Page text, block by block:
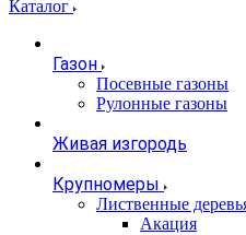
Каталог
Газон
Посевные газоны
Рулонные газоны
Живая изгородь
Крупномеры
Лиственные
Акация